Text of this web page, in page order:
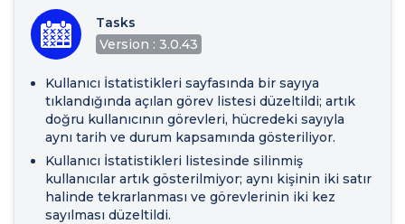
Tasks
Version : 3.0.43
Kullanıcı İstatistikleri sayfasında bir sayıya
tıklandığında açılan görev listesi düzeltildi; artık
doğru kullanıcının görevleri, hücredeki sayıyla
aynı tarih ve durum kapsamında gösteriliyor.
Kullanıcı İstatistikleri listesinde silinmiş
kullanıcılar artık gösterilmiyor; aynı kişinin iki satır
halinde tekrarlanması ve görevlerinin iki kez
sayılması düzeltildi.